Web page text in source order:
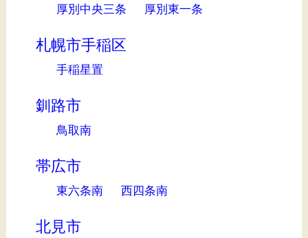
厚別中央三条 厚別東一条
札幌市手稲区
手稲星置
釧路市
鳥取南
帯広市
東六条南 西四条南
北見市